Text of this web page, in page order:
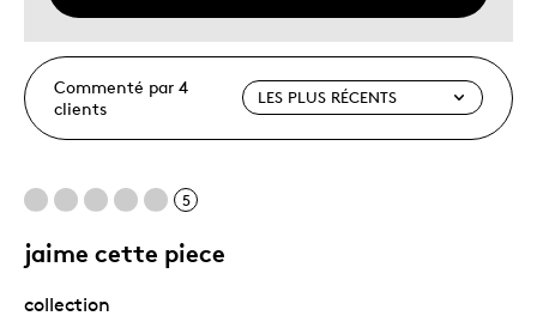
Commenté par 4
clients
5
jaime cette piece
collection